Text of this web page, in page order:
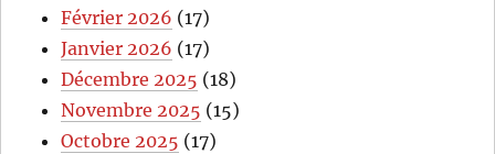
Février 2026 (17)
Janvier 2026 (17)
Décembre 2025 (18)
Novembre 2025 (15)
Octobre 2025 (17)